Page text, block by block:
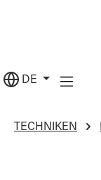
DE
TECHNIKEN